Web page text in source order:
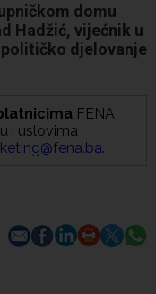
domu
Hadžić, vijećnik u
djelovanje
FENA
i uslovima
.